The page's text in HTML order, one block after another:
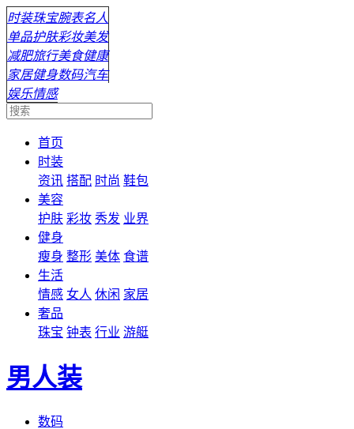
时装珠宝腕表名人
单品护肤彩妆美发
减肥旅行美食健康
家居健身数码汽车
娱乐情感
首页
时装
资讯 搭配 时尚 鞋包
美容
护肤 彩妆 秀发 业界
健身
瘦身 整形 美体 食谱
生活
情感 女人 休闲 家居
奢品
珠宝 钟表 行业 游艇
男人装
数码